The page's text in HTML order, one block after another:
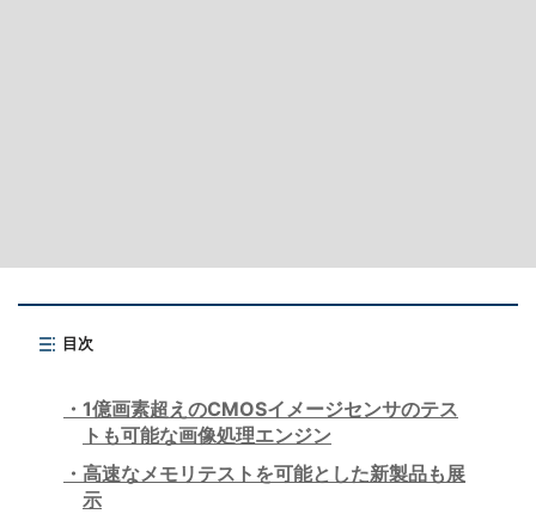
目次
1億画素超えのCMOSイメージセンサのテス
トも可能な画像処理エンジン
高速なメモリテストを可能とした新製品も展
示